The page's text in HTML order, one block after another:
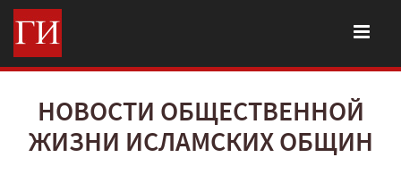
НОВОСТИ ОБЩЕСТВЕННОЙ
ЖИЗНИ ИСЛАМСКИХ ОБЩИН